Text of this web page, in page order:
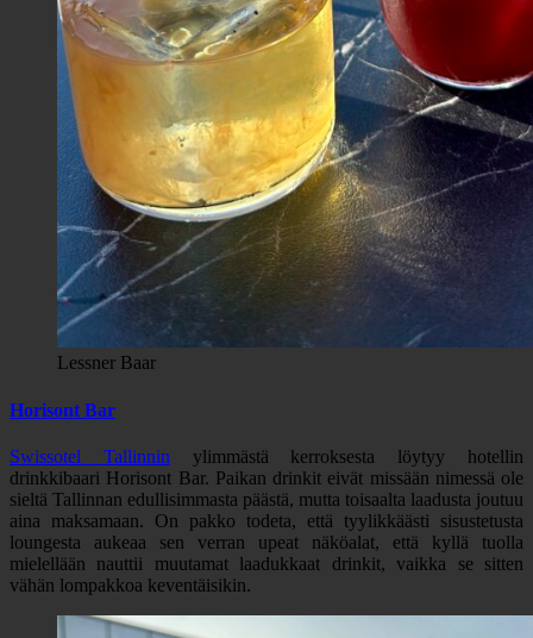
Lessner Baar
Horisont Bar
Swissotel Tallinnin ylimmästä kerroksesta löytyy hotellin
drinkkibaari Horisont Bar. Paikan drinkit eivät missään nimessä ole
sieltä Tallinnan edullisimmasta päästä, mutta toisaalta laadusta joutuu
aina maksamaan. On pakko todeta, että tyylikkäästi sisustetusta
loungesta aukeaa sen verran upeat näköalat, että kyllä tuolla
mielellään nauttii muutamat laadukkaat drinkit, vaikka se sitten
vähän lompakkoa keventäisikin.